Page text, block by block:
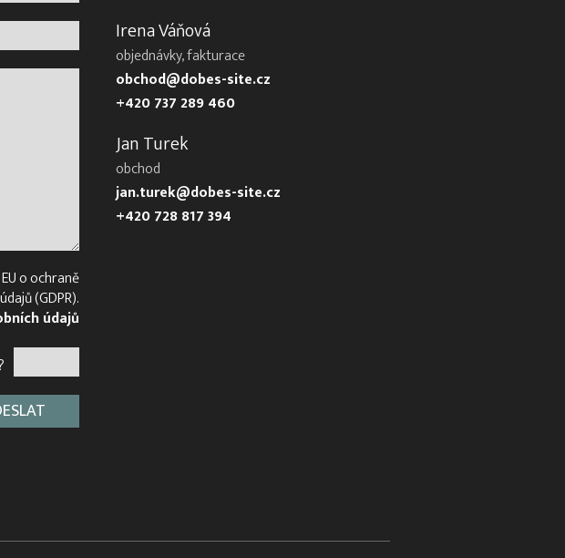
o ochraně
(GDPR).
údajů
Irena Váňová
objednávky, fakturace
obchod@dobes-site.cz
+420 737 289 460
Jan Turek
obchod
jan.turek@dobes-site.cz
+420 728 817 394